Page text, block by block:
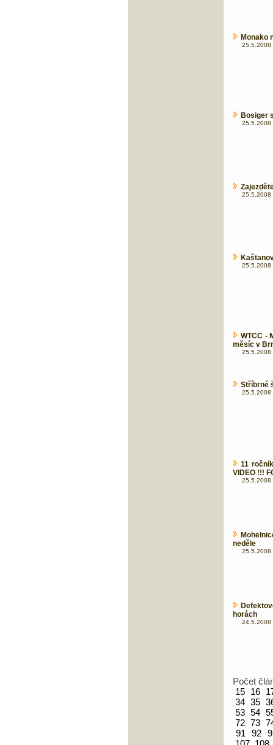
Monako
25.5.2008
Bosiger
25.5.2008
25.5.2008
25.5.2008
WTCC -
měsíc v
25.5.2008
Stříbrné
25.5.2008
11
VIDEO !!!
25.5.2008
neděle
25.5.2008
horách
24.5.2008
Počet
15 16
34 35
53 54
72 73
91
92